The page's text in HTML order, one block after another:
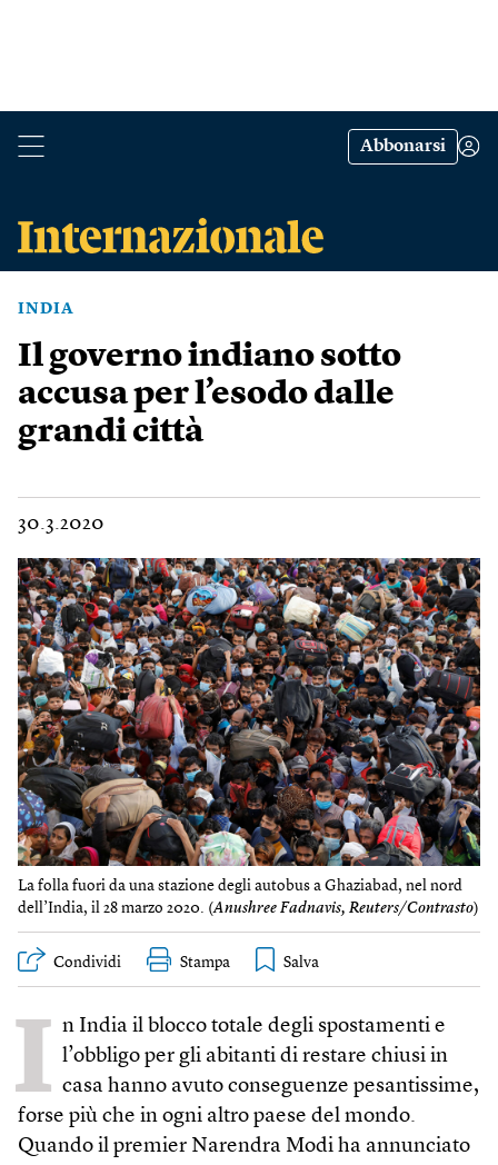
Abbonarsi
INDIA
Il governo indiano sotto
accusa per l’esodo dalle
grandi città
30.3.2020
La folla fuori da una stazione degli autobus a Ghaziabad, nel nord
dell’India, il 28 marzo 2020. (Anushree Fadnavis, Reuters/Contrasto)
Condividi Stampa
I n India il blocco totale degli spostamenti e
l’obbligo per gli abitanti di restare chiusi in
casa hanno avuto conseguenze pesantissime,
forse più che in ogni altro paese del mondo.
Quando il premier Narendra Modi ha annunciato